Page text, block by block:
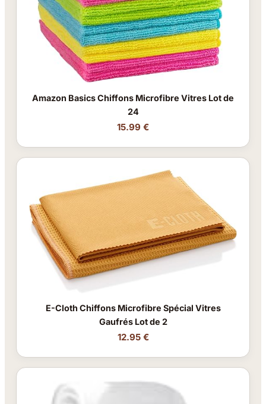
Amazon Basics Chiffons Microfibre Vitres Lot de
24
15.99 €
E-Cloth Chiffons Microfibre Spécial Vitres
Gaufrés Lot de 2
12.95 €